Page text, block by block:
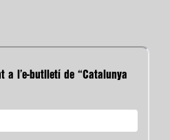
a l’e-butlletí de “Catalunya